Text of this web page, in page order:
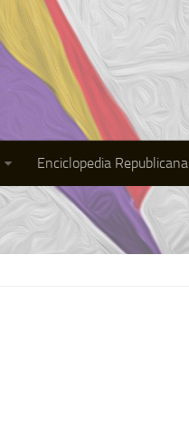
Enciclopedia Republicana